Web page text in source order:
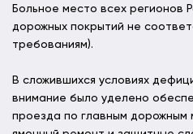
Больное место всех регионов
дорожных покрытий не
требованиям).
В сложившихся условиях
внимание было уделено
проезда по главным дорожным